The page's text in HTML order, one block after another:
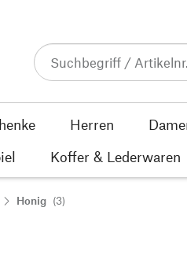
Herren
Koffer & Lederwaren
Honig (3)